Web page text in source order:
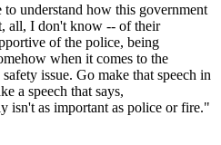
understand how this government
all, I don't know -- of their
of the police, being
when it comes to the
issue. Go make that speech in
a speech that says,
isn't as important as police or fire."